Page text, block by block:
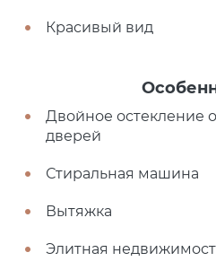
Красивый вид
Двойное остекление
дверей
Стиральная машина
Вытяжка
Элитная